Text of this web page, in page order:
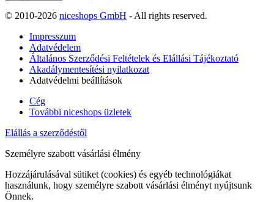
© 2010-2026 niceshops GmbH - All rights reserved.
Impresszum
Adatvédelem
Általános Szerződési Feltételek és Elállási Tájékoztató
Akadálymentesítési nyilatkozat
Adatvédelmi beállítások
Cég
További niceshops üzletek
Elállás a szerződéstől
Személyre szabott vásárlási élmény
Hozzájárulásával sütiket (cookies) és egyéb technológiákat
használunk, hogy személyre szabott vásárlási élményt nyújtsunk
Önnek.